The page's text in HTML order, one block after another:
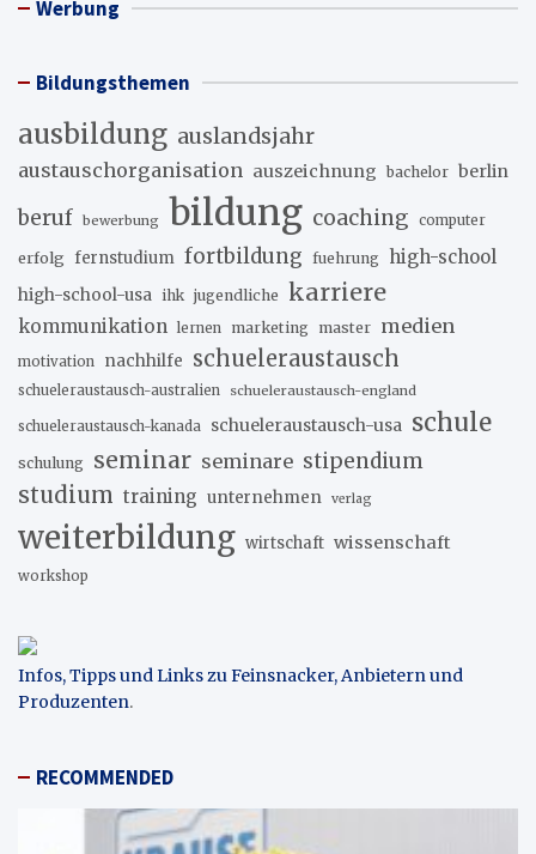
Werbung
Bildungsthemen
ausbildung auslandsjahr
austauschorganisation auszeichnung bachelor berlin
beruf bewerbung bildung coaching computer
erfolg fernstudium fortbildung fuehrung high-school
high-school-usa ihk jugendliche karriere
kommunikation lernen marketing master medien
motivation nachhilfe schueleraustausch
schueleraustausch-australien schueleraustausch-england
schueleraustausch-kanada schueleraustausch-usa schule
schulung seminar seminare stipendium
studium training unternehmen verlag
weiterbildung wirtschaft wissenschaft
workshop
Infos, Tipps und Links zu Feinsnacker, Anbietern und
Produzenten.
RECOMMENDED